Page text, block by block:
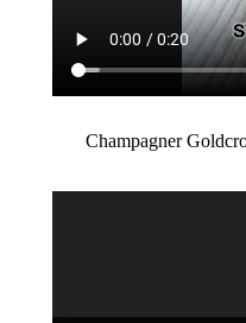
Champagner